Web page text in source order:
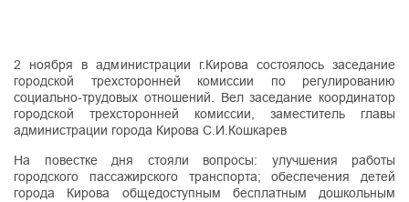
2 ноября в администрации г.Кирова состоялось заседание
городской трехсторонней комиссии по регулированию
социально-трудовых отношений. Вел заседание координатор
городской трехсторонней комиссии, заместитель главы
администрации города Кирова С.И.Кошкарев
На повестке дня стояли вопросы: улучшения работы
городского пассажирского транспорта; обеспечения детей
города Кирова общедоступным бесплатным дошкольным